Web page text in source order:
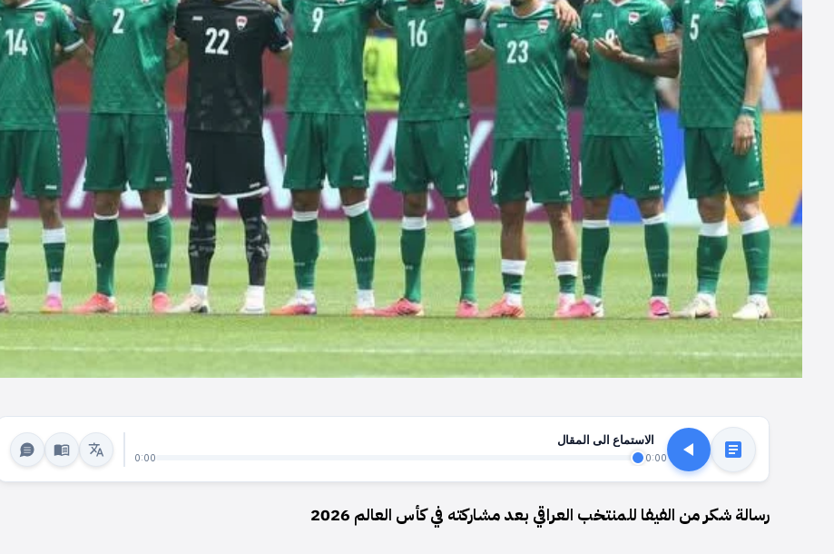
الاستماع الى المقال
0:00
0:00
رسالة شكر من الفيفا للمنتخب العراقي بعد مشاركته في كأس العالم 2026